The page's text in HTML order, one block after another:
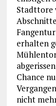
Stadttore
erhalten
Chance
nicht